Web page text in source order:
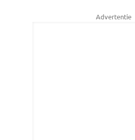
Advertentie